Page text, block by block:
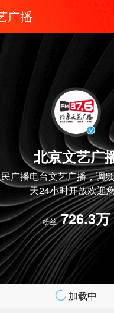
广播
北京文艺广
广播电台文艺广播，调
天24小时开放欢迎
粉丝 726.3万
加载中